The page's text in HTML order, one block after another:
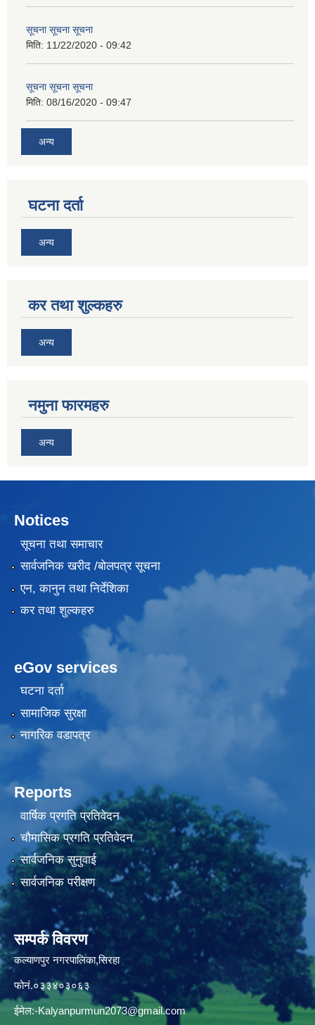
सूचना सूचना सूचना
मिति: 11/22/2020 - 09:42
सूचना सूचना सूचना
मिति: 08/16/2020 - 09:47
अन्य
घटना दर्ता
अन्य
कर तथा शुल्कहरु
अन्य
नमुना फारमहरु
अन्य
Notices
सूचना तथा समाचार
सार्वजनिक खरीद /बोलपत्र सूचना
एन, कानुन तथा निर्देशिका
कर तथा शुल्कहरु
eGov services
घटना दर्ता
सामाजिक सुरक्षा
नागरिक वडापत्र
Reports
वार्षिक प्रगति प्रतिवेदन
चौमासिक प्रगति प्रतिवेदन
सार्वजनिक सुनुवाई
सार्वजनिक परीक्षण
सम्पर्क विवरण
कल्याणपुर नगरपालिका,सिरहा
फोनं.०३३४०३०६३
ईमेल:-Kalyanpurmun2073@gmail.com